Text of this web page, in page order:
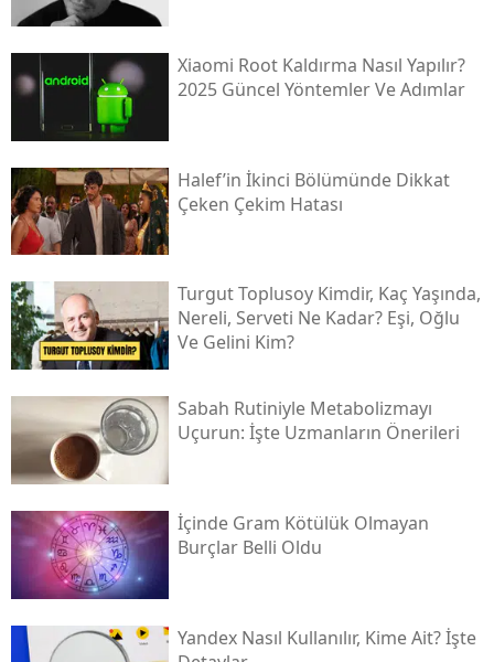
Xiaomi Root Kaldırma Nasıl Yapılır?
2025 Güncel Yöntemler Ve Adımlar
Halef’in İkinci Bölümünde Dikkat
Çeken Çekim Hatası
Turgut Toplusoy Kimdir, Kaç Yaşında,
Nereli, Serveti Ne Kadar? Eşi, Oğlu
Ve Gelini Kim?
Sabah Rutiniyle Metabolizmayı
Uçurun: İşte Uzmanların Önerileri
İçinde Gram Kötülük Olmayan
Burçlar Belli Oldu
Yandex Nasıl Kullanılır, Kime Ait? İşte